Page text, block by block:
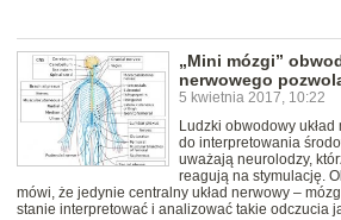
„Mini mózgi”
nerwowego
5 kwietnia 2017, 10:22
Ludzki obwodowy
do interpretowania
uważają neurolodzy,
reagują na stymulację.
mówi, że jedynie centralny układ nerwowy –
stanie interpretować i analizować takie odczucia